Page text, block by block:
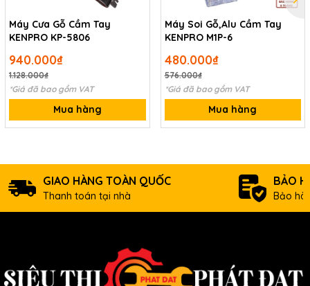
Máy Cưa Gỗ Cầm Tay
KENPRO KP-5806
940.000₫
1.128.000₫
*Giá đã bao gồm VAT
Mua hàng
Máy Soi Gỗ,Alu Cầm Tay
KENPRO M1P-6
480.000₫
576.000₫
*Giá đã bao gồm VAT
Mua hàng
GIAO HÀNG TOÀN QUỐC
Thanh toán tại nhà
BẢO
Bảo